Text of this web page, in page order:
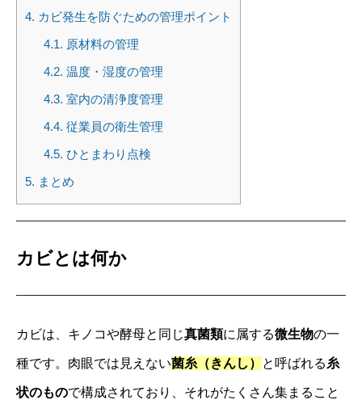
4. カビ発生を防ぐための管理ポイント
4.1. 原材料の管理
4.2. 温度・湿度の管理
4.3. 室内の清浄度管理
4.4. 従業員の衛生管理
4.5. ひとまわり点検
5. まとめ
カビとは何か
カビは、キノコや酵母と同じ真菌類に属する微生物の一
種です。肉眼では見えない菌糸（きんし） と呼ばれる 糸
状のもので構成されており、それがたくさん集まること